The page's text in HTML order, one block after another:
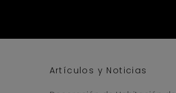
Artículos y Noticias